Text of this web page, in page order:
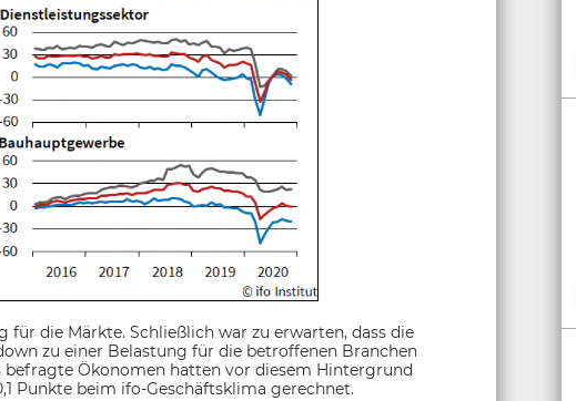
für die Märkte. Schließlich war zu erwarten, dass die
zu einer Belastung für die betroffenen Branchen
befragte Ökonomen hatten vor diesem Hintergrund
Punkte beim ifo-Geschäftsklima gerechnet.